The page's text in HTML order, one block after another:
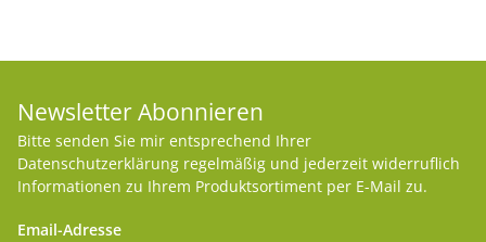
Newsletter Abonnieren
Bitte senden Sie mir entsprechend Ihrer
Datenschutzerklärung regelmäßig und jederzeit widerruflich
Informationen zu Ihrem Produktsortiment per E-Mail zu.
Email-Adresse